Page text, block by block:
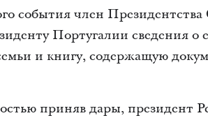
события член
Португалии сведения
и книгу, содержащую
приняв дары, президент